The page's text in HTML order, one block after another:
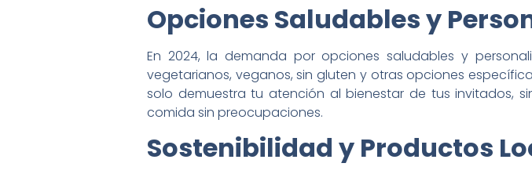
Opciones Saludables y
En 2024, la demanda por opciones saludables y
vegetarianos, veganos, sin gluten y otras opciones
solo demuestra tu atención al bienestar de tus invitados,
comida sin preocupaciones.
Sostenibilidad y Productos